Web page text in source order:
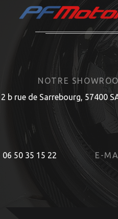
NOTRE
2 b rue de Sarrebourg, 57400
06 50 35 15 22 E-